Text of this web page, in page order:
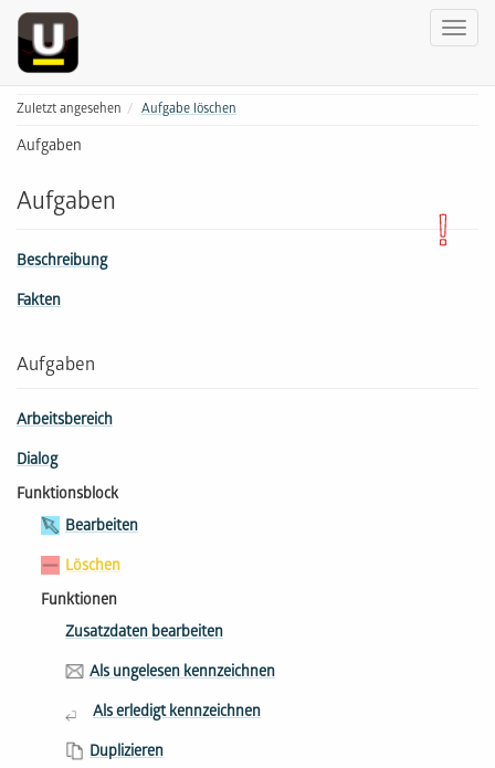
Zuletzt angesehen Aufgabe löschen
Aufgaben
Aufgaben
Beschreibung
Fakten
Aufgaben
Arbeitsbereich
Dialog
Funktionsblock
Bearbeiten
Löschen
Funktionen
Zusatzdaten bearbeiten
Als ungelesen kennzeichnen
Als erledigt kennzeichnen
Duplizieren